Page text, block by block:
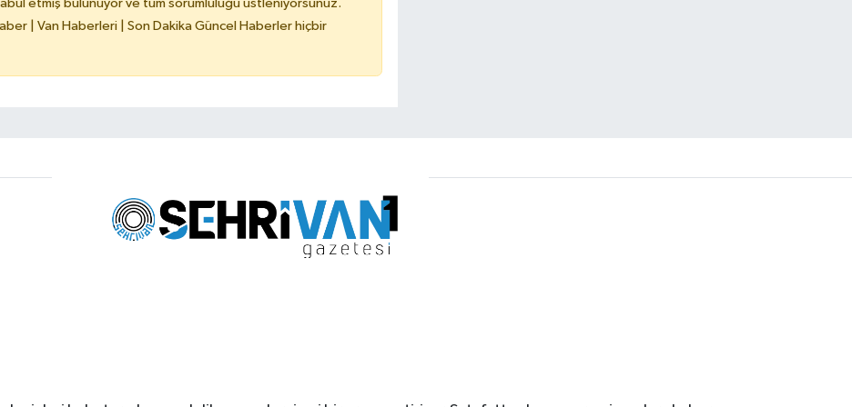
etmiş bulunuyor ve tüm sorumluluğu üstleniyorsunuz.
| Van Haberleri | Son Dakika Güncel Haberler hiçbir